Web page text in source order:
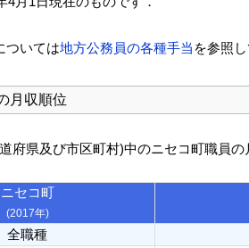
ついては地方公務員の各種手当 を参照
月収順位
府県及び市区町村)中のニセコ町職員
ニセコ町
(2017年)
全職種